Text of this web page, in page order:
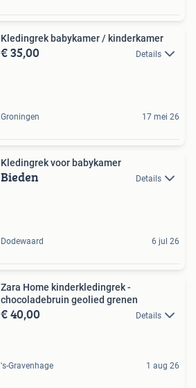
Kledingrek babykamer / kinderkamer
€ 35,00 Details
Groningen 17 mei 26
Kledingrek voor babykamer
Bieden Details
Dodewaard 6 jul 26
Zara Home kinderkledingrek -
chocoladebruin geolied grenen
€ 40,00 Details
's-Gravenhage 1 aug 26